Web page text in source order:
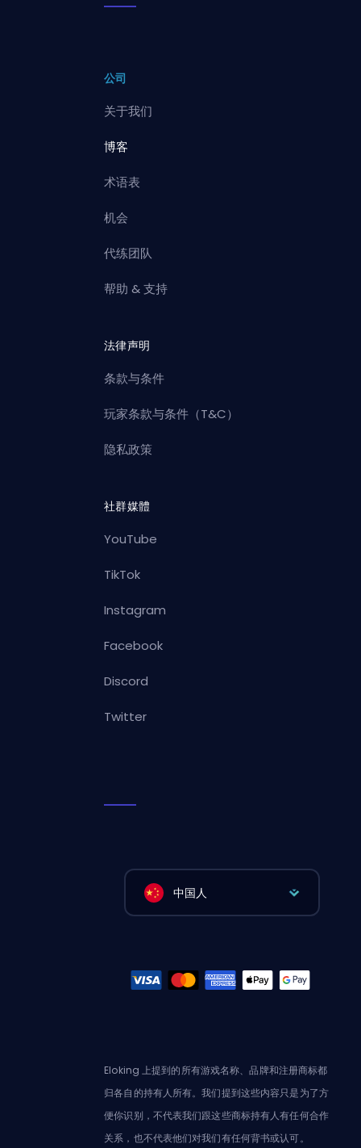
公司
关于我们
博客
术语表
机会
代练团队
帮助 & 支持
法律声明
条款与条件
玩家条款与条件（T&C）
隐私政策
社群媒體
YouTube
TikTok
Instagram
Facebook
Discord
Twitter
中国人
Eloking 上提到的所有游戏名称、品牌和注册商标都
归各自的持有人所有。我们提到这些内容只是为了方
便你识别，不代表我们跟这些商标持有人有任何合作
关系，也不代表他们对我们有任何背书或认可。